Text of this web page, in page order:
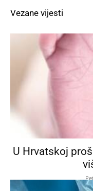
Vezane vijesti
U Hrvatskoj